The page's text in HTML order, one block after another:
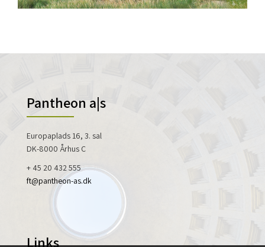
Pantheon a|s
Europaplads 16, 3. sal
DK-8000 Århus C
+ 45 20 432 555
ft@pantheon-as.dk
Links